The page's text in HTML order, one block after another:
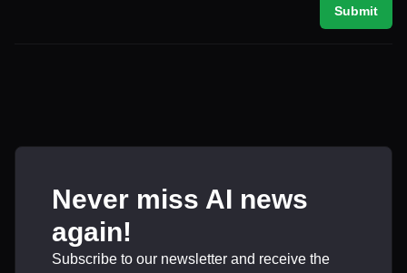
Submit
Never miss AI news
again!
Subscribe to our newsletter and receive the